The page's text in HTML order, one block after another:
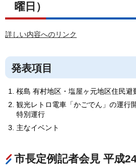
曜日）
詳しい内容へのリンク
発表項目
桜島 有村地区・塩屋ヶ元地区住民避
観光レトロ電車「かごでん」の運行
特別運行
主なイベント
市長定例記者会見 平成